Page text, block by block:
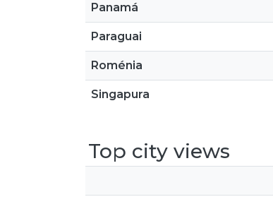
Panamá
Paraguai
Roménia
Singapura
Top city views